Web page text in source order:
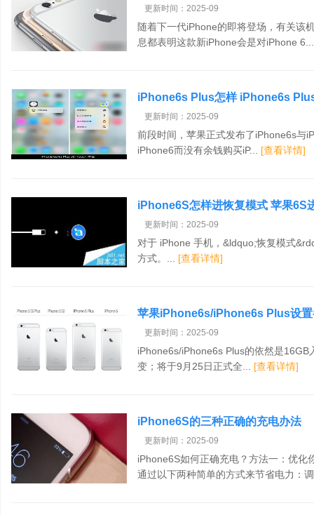
更新时间：2025-09
随着下一代iPhone的即将登场，有关该
息都表明这款新iPhone会是对iPhone
iPhone6s Plus怎样 iPhone6s
更新时间：2025-09
前段时间，苹果正式发布了iPhone6s与
iPhone6而没有余钱购买iP... [查看详情]
iPhone6S怎样进恢复模式 苹果6S
更新时间：2025-09
对于 iPhone 手机，&ldquo;恢复模式
方式。... [查看详情]
苹果iPhone6s/iPhone6s Plus设
更新时间：2025-09
iPhone6s/iPhone6s Plus的依然是
变；将于9月25日正式全... [查看详情]
iPhone6S的三种正确的充电办法
更新时间：2025-09
iPhone6S如何正确充电？方法一：优化
通过以下两种简单的方式来节省电力：